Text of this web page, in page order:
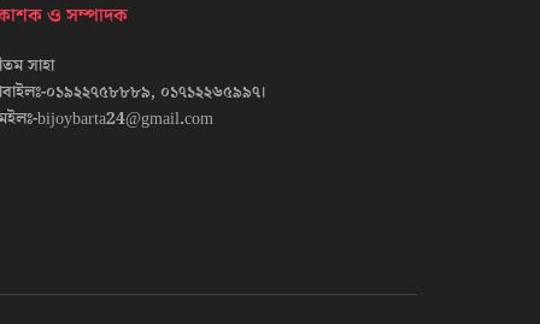
ও সম্পাদক
সাহা
০১৯২২৭৫৮৮৮৯, ০১৭১২২৬৫৯৯৭।
bijoybarta24@gmail.com